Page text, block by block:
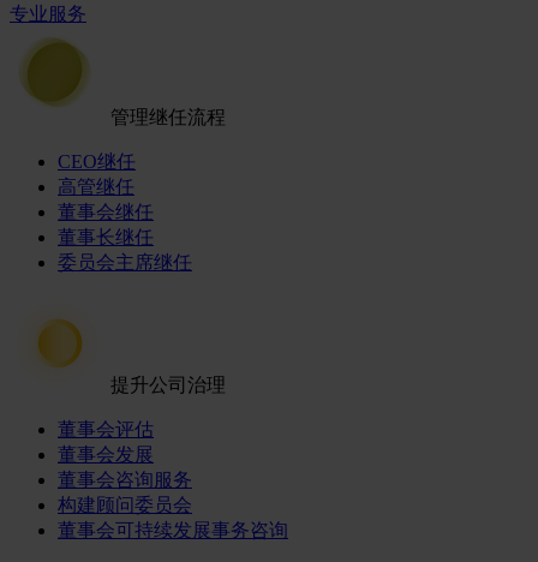
专业服务
管理继任流程
CEO继任
高管继任
董事会继任
董事长继任
委员会主席继任
提升公司治理
董事会评估
董事会发展
董事会咨询服务
构建顾问委员会
董事会可持续发展事务咨询